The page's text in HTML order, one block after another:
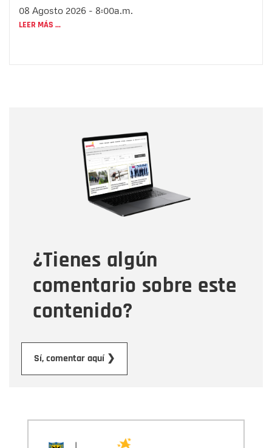
08 Agosto 2026 - 8:00a.m.
LEER MÁS ...
¿Tienes algún
comentario sobre este
contenido?
Sí, comentar aquí ❯
Correo electrónico
Tipo de comentario
Mensaje